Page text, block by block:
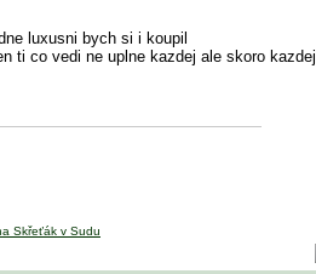
luxusni bych si i koupil
ti co vedi ne uplne kazdej ale skoro kazdej